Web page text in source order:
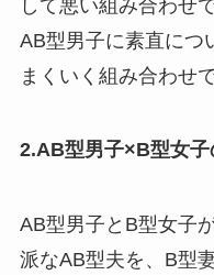
して悪い組み合わせ
AB型男子に素直につ
まくいく組み合わせ
2.AB型男子×B型女子
AB型男子とB型女子
派なAB型夫を、B型